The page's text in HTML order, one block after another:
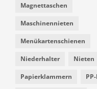
Magnettaschen
Maschinennieten
Menükartenschienen
Niederhalter Nieten
Papierklammern